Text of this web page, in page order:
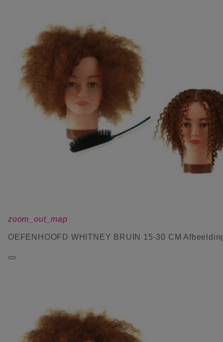
zoom_out_map
OEFENHOOFD WHITNEY BRUIN 15-30 CM